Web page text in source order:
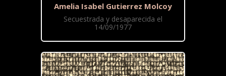
Amelia Isabel Gutierrez Molcoy
Secuestrada y desaparecida el
14/09/1977